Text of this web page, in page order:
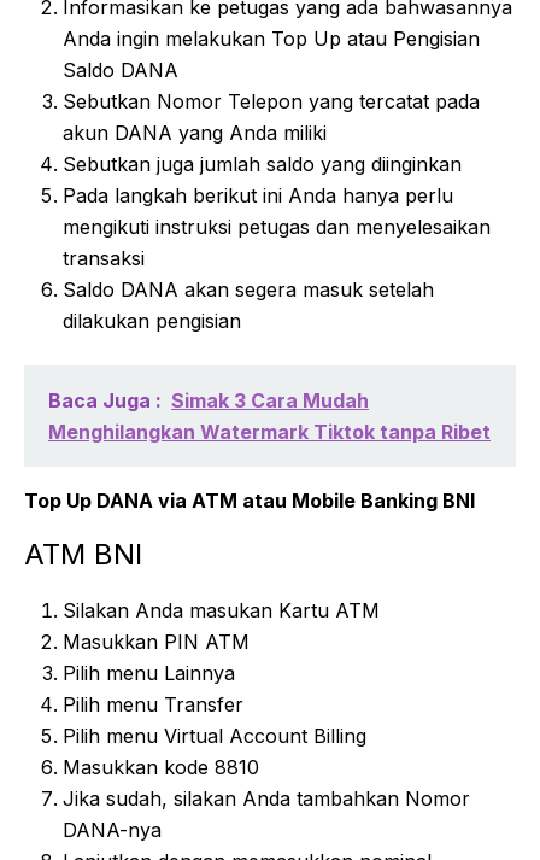
Informasikan ke petugas yang ada bahwasannya
Anda ingin melakukan Top Up atau Pengisian
Saldo DANA
Sebutkan Nomor Telepon yang tercatat pada
akun DANA yang Anda miliki
Sebutkan juga jumlah saldo yang diinginkan
Pada langkah berikut ini Anda hanya perlu
mengikuti instruksi petugas dan menyelesaikan
transaksi
Saldo DANA akan segera masuk setelah
dilakukan pengisian
Baca Juga : Simak 3 Cara Mudah
Menghilangkan Watermark Tiktok tanpa Ribet
Top Up DANA via ATM atau Mobile Banking BNI
ATM BNI
Silakan Anda masukan Kartu ATM
Masukkan PIN ATM
Pilih menu Lainnya
Pilih menu Transfer
Pilih menu Virtual Account Billing
Masukkan kode 8810
Jika sudah, silakan Anda tambahkan Nomor
DANA-nya